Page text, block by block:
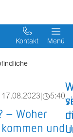
Kontakt Menü
17.08.2023 5:40
– Woher
und